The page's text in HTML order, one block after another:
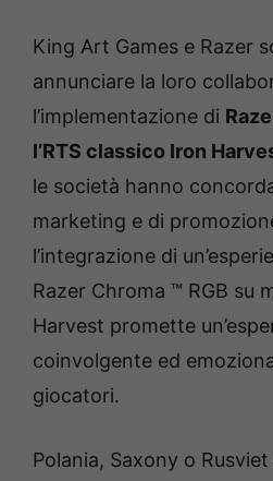
King Art Games e Razer
annunciare la loro
l’implementazione di
l’RTS classico Iron
le società hanno
marketing e di
l’integrazione di
Razer Chroma ™ RGB su
Harvest promette
coinvolgente ed
giocatori.
Polania, Saxony o